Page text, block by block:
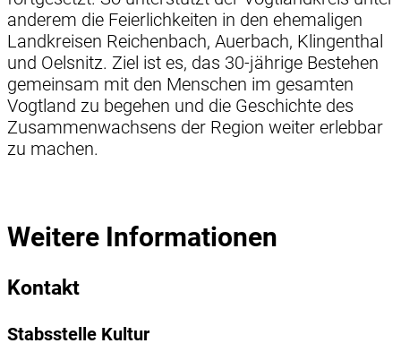
anderem die Feierlichkeiten in den ehemaligen
Landkreisen Reichenbach, Auerbach, Klingenthal
und Oelsnitz. Ziel ist es, das 30-jährige Bestehen
gemeinsam mit den Menschen im gesamten
Vogtland zu begehen und die Geschichte des
Zusammenwachsens der Region weiter erlebbar
zu machen.
Weitere Informationen
Kontakt
Stabsstelle Kultur